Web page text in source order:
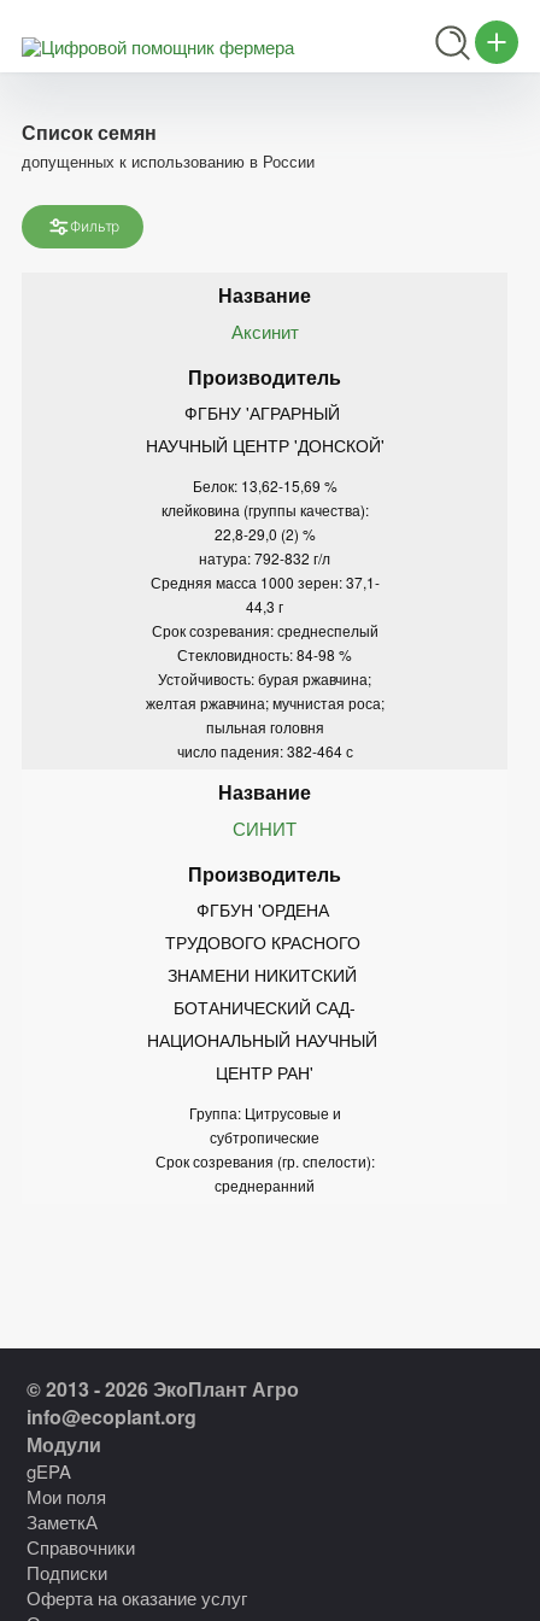
Список семян
допущенных к использованию в России
Фильтр
Аксинит
ФГБНУ 'АГРАРНЫЙ
НАУЧНЫЙ ЦЕНТР 'ДОНСКОЙ'
Белок: 13,62-15,69 %
клейковина (группы качества):
22,8-29,0 (2) %
натура: 792-832 г/л
Средняя масса 1000 зерен: 37,1-
44,3 г
Срок созревания: среднеспелый
Стекловидность: 84-98 %
Устойчивость: бурая ржавчина;
желтая ржавчина; мучнистая роса;
пыльная головня
число падения: 382-464 с
СИНИТ
ФГБУН 'ОРДЕНА
ТРУДОВОГО КРАСНОГО
ЗНАМЕНИ НИКИТСКИЙ
БОТАНИЧЕСКИЙ САД-
НАЦИОНАЛЬНЫЙ НАУЧНЫЙ
ЦЕНТР РАН'
Группа: Цитрусовые и
субтропические
Срок созревания (гр. спелости):
среднеранний
© 2013 - 2026 ЭкоПлант Агро
info@ecoplant.org
Модули
gEPA
Мои поля
ЗаметкА
Справочники
Подписки
Оферта на оказание услуг